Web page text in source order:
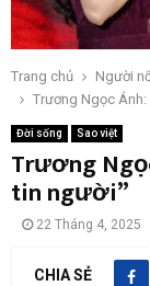
Trang chủ Người
Trương Ngọc Ánh:
Đời sống Sao việt
Trương
tin người”
22 Tháng 4, 2025
CHIA SẺ